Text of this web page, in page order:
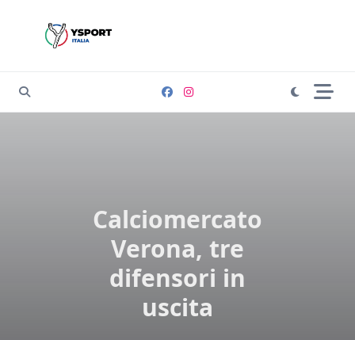
Calciomercato
Verona, tre
difensori in
uscita